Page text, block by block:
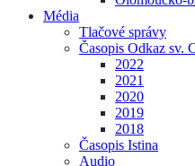
Média
Tlačové správy
Časopis Odkaz sv.
2022
2021
2020
2019
2018
Časopis Istina
Audio